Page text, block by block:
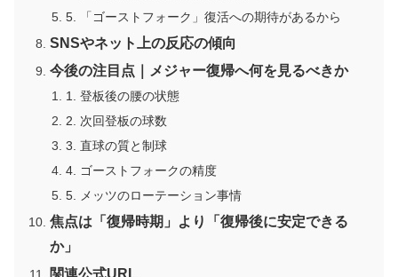
5. 「ゴーストフォーク」復活への期待があるから
SNSやネット上の反応の傾向
今後の注目点｜メジャー復帰へ何を見るべきか
1. 登板後の腰の状態
2. 次回登板の球数
3. 直球の質と制球
4. ゴーストフォークの精度
5. メッツのローテーション事情
焦点は「復帰時期」より「復帰後に安定できる
か」
関連公式URL